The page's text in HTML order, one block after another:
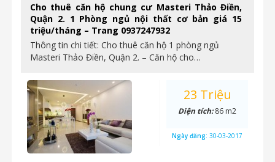
Cho thuê căn hộ chung cư Masteri Thảo Điền,
Quận 2. 1 Phòng ngủ nội thất cơ bản giá 15
triệu/tháng – Trang 0937247932
Thông tin chi tiết: Cho thuê căn hộ 1 phòng ngủ
Masteri Thảo Điền, Quận 2. – Căn hộ cho…
23 Triệu
Diện tích:86 m2
Ngày đăng: 30-03-2017